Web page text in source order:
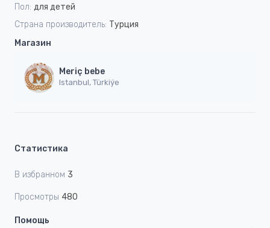
Пол: для детей
Страна производитель: Турция
Магазин
Meriç bebe
Istanbul, Türkiýe
Статистика
В избранном 3
Просмотры 480
Помощь